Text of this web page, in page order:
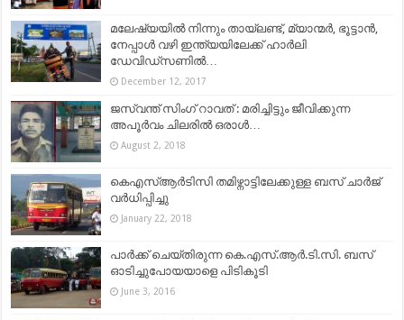
മലേഷ്യയിൽ നിന്നും തായ്‌ലണ്ട്, മ്യാന്മർ, ഭൂട്ടാൻ,
നേപ്പാൾ വഴി ഇന്ത്യയിലേക്ക് ഹാർലി
ഡേവിഡ്‌സണില്‍…
December 12, 2017
ജസ്വന്ത് സിംഗ് റാവത് : മരിച്ചിട്ടും ജീവിക്കുന്ന
അപൂർവം ചിലരിൽ ഒരാൾ…
August 2, 2018
കെ​എ​സ്ആ​ർ​ടി​സി ത​മി​ഴ്നാ​ട്ടി​ലേ​ക്കു​ള്ള ബ​സ് ചാ​ർ​ജ്
വ​ർ​ധി​പ്പി​ച്ചു
January 22, 2018
പാര്‍ക്ക് ചെയ്തിരുന്ന കെ.എസ്.ആര്‍.ടി.സി. ബസ്
ഓടിച്ചുപോയയാളെ പിടികൂടി
June 3, 2016